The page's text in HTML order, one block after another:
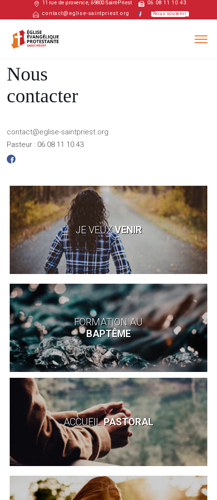
11 rue de provence, 69800 Saint-Priest
06 08 11 10 43
contact@eglise-saintpriest.org
Nous soutenir
Nous
contacter
contact@eglise-saintpriest.org
Pasteur : 06 08 11 10 43
JE VEUXVENIR
FORMATION AU
BAPTÊME
ACCUEILPASTORAL